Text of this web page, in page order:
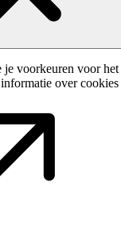
je voorkeuren voor
over